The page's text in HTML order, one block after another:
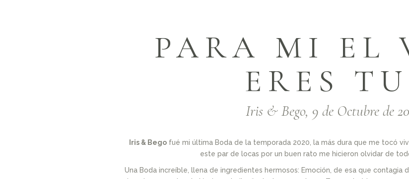
PARA MI EL
ERES
Iris & Bego, 9 de Octubre de
Iris & Bego fué mi última Boda de la temporada 2020, la más dura que me tocó
este par de locas por un buen rato me hicieron olvidar de
Una Boda increíble, llena de ingredientes hermosos: Emoción, de esa que contagia